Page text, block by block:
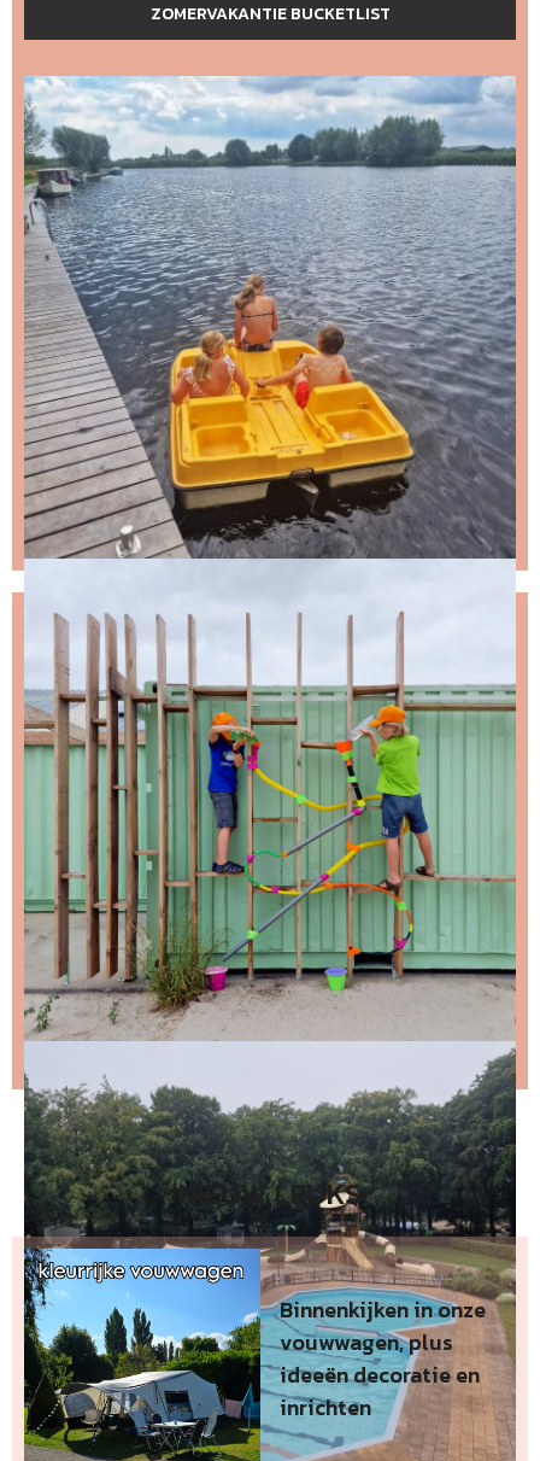
ZOMERVAKANTIE BUCKETLIST
NIKS LEUKS MISSEN?
Schrijf je in voor de nieuwsbrief, dan stuur ik je
ongeveer twee keer per maand een leuke mail.
Stap 1 – vul je emailadres in en klik op de knop:
Stap 2 – open de email en bevestig je inschrijving
(niks ontvangen, bekijk dan je spam folder).
Wil je niet wachten op de volgende nieuwsbrief?
Lees
dan hier de nieuwste nieuwsbrief
NIEUW LEUKS
Binnenkijken in onze
vouwwagen, plus
ideeën decoratie en
inrichten